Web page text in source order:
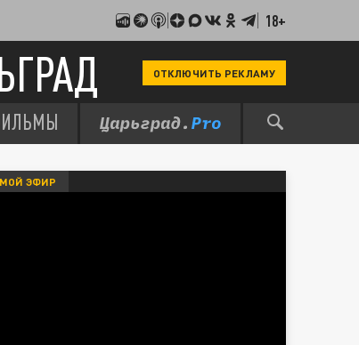
18+
ОТКЛЮЧИТЬ РЕКЛАМУ
ЭФИР